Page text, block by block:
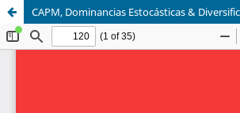
CAPM, Dominancias Estocásticas &